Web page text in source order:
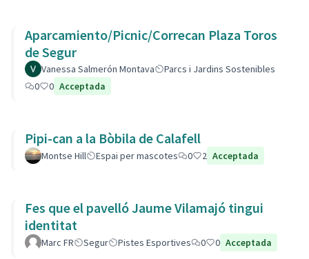
Aparcamiento/Picnic/Correcan Plaza Toros
de Segur
Vanessa Salmerón Montava
Parcs i Jardins Sostenibles
0
0 Acceptada
Pipi-can a la Bòbila de Calafell
Montse Hill Espai per mascotes 0 2 Acceptada
Fes que el pavelló Jaume Vilamajó tingui
identitat
Marc FR Segur Pistes Esportives 0 0 Acceptada